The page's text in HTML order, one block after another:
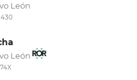
León
León